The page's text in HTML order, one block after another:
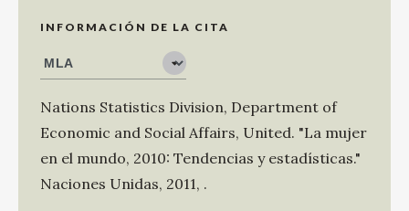
INFORMACIÓN DE LA CITA
Nations Statistics Division, Department of
Economic and Social Affairs, United. "La mujer
en el mundo, 2010: Tendencias y estadísticas."
Naciones Unidas, 2011, .